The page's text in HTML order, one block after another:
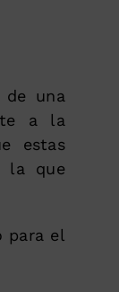
de una
a la
estas
la que
para el